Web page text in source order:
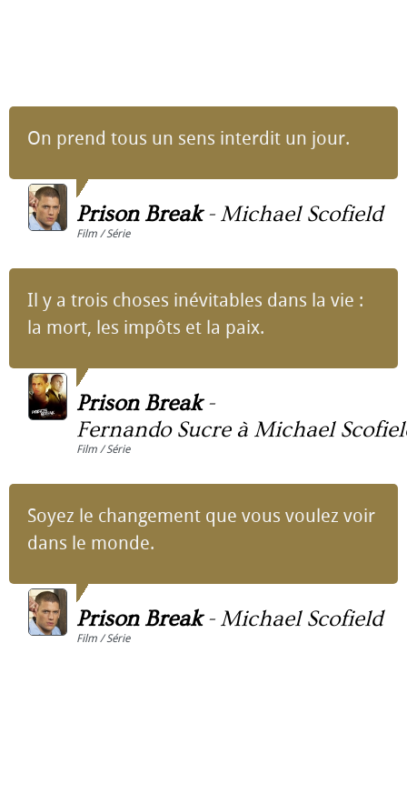
On prend tous un sens interdit un jour.
Prison Break- Michael Scofield
Film / Série
Il y a trois choses inévitables dans la vie :
la mort, les impôts et la paix.
Prison Break-
Fernando Sucre à Michael
Film / Série
Soyez le changement que vous voulez voir
dans le monde.
Prison Break- Michael Scofield
Film / Série